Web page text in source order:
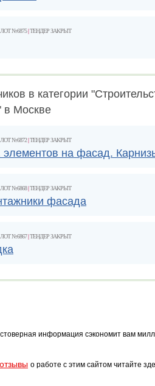
ЛОТ №6875|ТЕНДЕР ЗАКРЫТ
в категории
в Москве
ЛОТ №6872|ТЕНДЕР ЗАКРЫТ
на фасад.
ЛОТ №6868|ТЕНДЕР ЗАКРЫТ
фасада
ЛОТ №6867|ТЕНДЕР ЗАКРЫТ
информация сэкономит вам
о работе с этим сайтом читайте